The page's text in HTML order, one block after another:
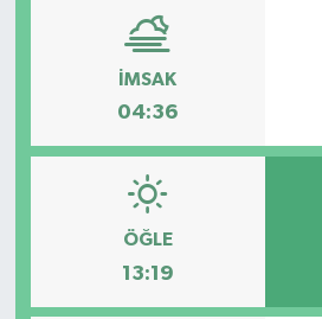
İMSAK
04:36
ÖĞLE
13:19